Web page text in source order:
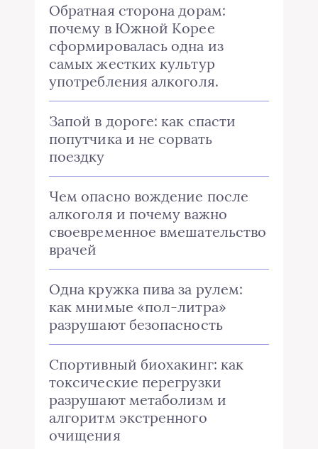
Обратная сторона дорам:
почему в Южной Корее
сформировалась одна из
самых жестких культур
употребления алкоголя.
Запой в дороге: как спасти
попутчика и не сорвать
поездку
Чем опасно вождение после
алкоголя и почему важно
своевременное вмешательство
врачей
Одна кружка пива за рулем:
как мнимые «пол-литра»
разрушают безопасность
Спортивный биохакинг: как
токсические перегрузки
разрушают метаболизм и
алгоритм экстренного
очищения